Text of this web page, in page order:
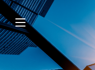
Brokery365 -